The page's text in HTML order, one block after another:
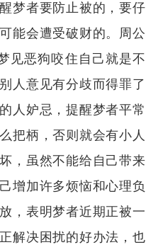
梦者要防止被的，要仔
能会遭受破财的。周公
见恶狗咬住自己就是不
人意见有分歧而得罪了
人妒忌，提醒梦者平常
把柄，否则就会有小人
，虽然不能给自己带来
增加许多烦恼和心理负
，表明梦者近期正被一
解决困扰的好办法，也